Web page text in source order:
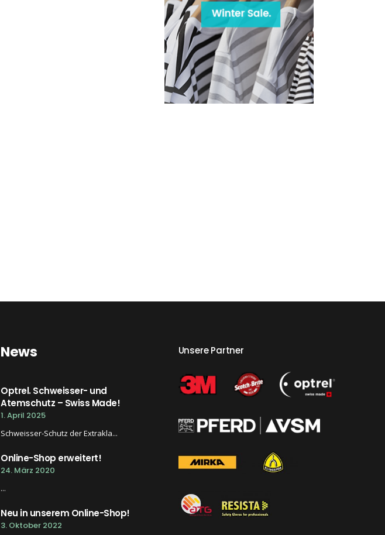
News
Optrel. Schweisser- und
Atemschutz – Swiss Made!
1. April 2025
Schweisser-Schutz der Extrakla...
Online-Shop erweitert!
24. März 2020
...
Neu in unserem Online-Shop!
3. Oktober 2022
Unsere Partner